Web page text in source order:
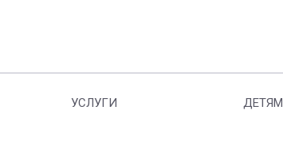
УСЛУГИ ДЕТЯМ